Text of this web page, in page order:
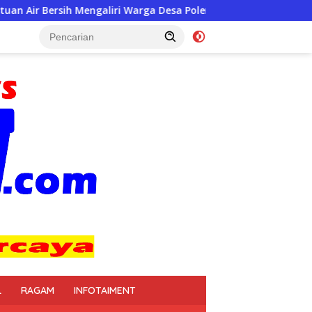
Desa Poleng, Sragen
RAGAM INFOTAIMENT